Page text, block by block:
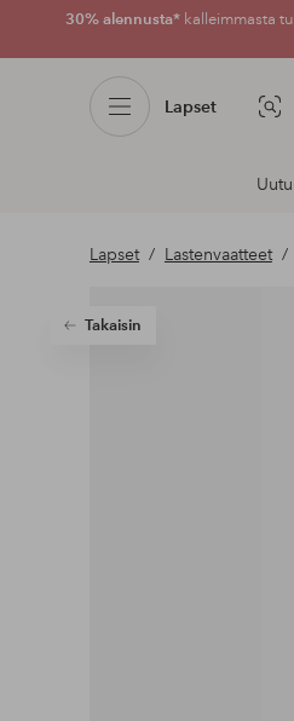
30% alennusta* kalleimmasta
Lapset
osastoilla
Lapset Lastenvaatteet
Takaisin